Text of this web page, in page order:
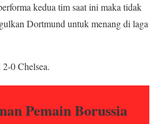
kedua tim saat ini maka tidak
Dortmund untuk menang di laga
0 Chelsea.
Pemain Borussia